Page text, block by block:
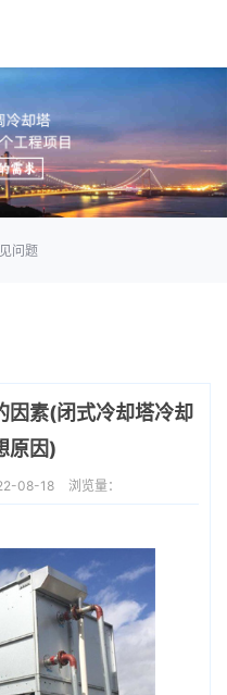
问题
因素(闭式冷却塔冷却
原因)
08-18 浏览量：